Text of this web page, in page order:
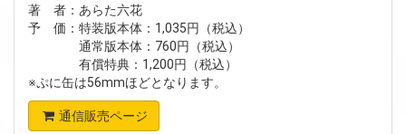
著 者：あらた六花
予 価：特装版本体：1,035円（税込）
通常版本体：760円（税込）
有償特典：1,200円（税込）
※ぷに缶は56mmほどとなります。
通信販売ページ